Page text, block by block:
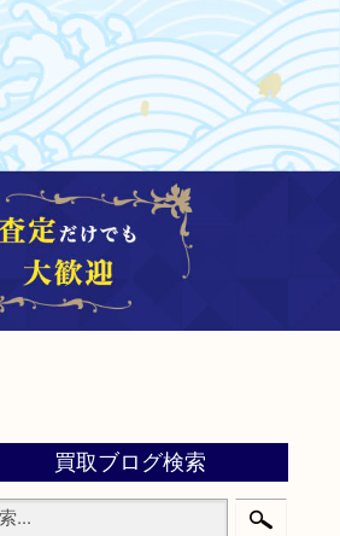
買取ブログ検索